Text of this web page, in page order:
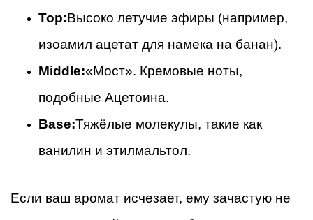
Top:Высоко летучие эфиры (например,
изоамил ацетат для намека на банан).
Middle:«Мост». Кремовые ноты,
подобные Ацетоина.
Base:Тяжёлые молекулы, такие как
ванилин и этилмальтол.
Если ваш аромат исчезает, ему зачастую не